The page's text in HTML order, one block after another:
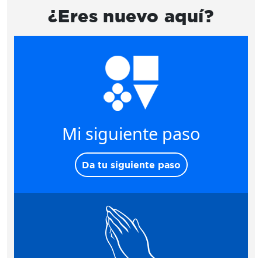
¿Eres nuevo aquí?
Mi siguiente paso
Da tu siguiente paso